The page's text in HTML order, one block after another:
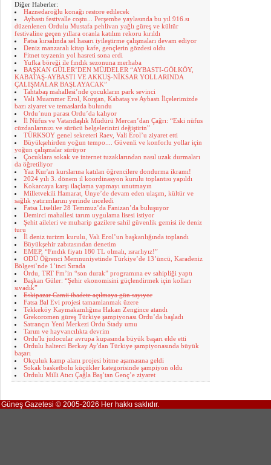
Diğer Haberler:
Haznedaroğlu konağı restore edilecek
Aybastı festivalle coştu... Perşembe yaylasında bu yıl 916.sı
düzenlenen Ordulu Mustafa pehlivan yağlı güreş ve kültür
festivaline geçen yıllara oranla katılım rekoru kırıldı
Fatsa kırsalında sel hasarı iyileştirme çalışmaları devam ediyor
Deniz manzaralı kitap kafe, gençlerin gözdesi oldu
Fitnet teyzenin yol hasreti sona erdi
Yufka böreği ile fındık sezonuna merhaba
BAŞKAN GÜLER’DEN MÜJDELER “AYBASTI-GÖLKÖY,
KABATAŞ-AYBASTI VE AKKUŞ-NİKSAR YOLLARINDA
ÇALIŞMALAR BAŞLAYACAK”
Tahtabaş mahallesi’nde çocukların park sevinci
Vali Muammer Erol, Korgan, Kabataş ve Aybastı İlçelerimizde
bazı ziyaret ve temaslarda bulundu
Ordu’nun parası Ordu’da kalıyor
İl Nüfus ve Vatandaşlık Müdürü Mercan’dan Çağrı: “Eski nüfus
cüzdanlarınızı ve sürücü belgelerinizi değiştirin”
TÜRKSOY genel sekreteri Raev, Vali Erol’u ziyaret etti
Büyükşehirden yoğun tempo.... Güvenli ve konforlu yollar için
yoğun çalışmalar sürüyor
Çocuklara sokak ve internet tuzaklarından nasıl uzak durmaları
da öğretiliyor
Yaz Kur'an kurslarına katılan öğrencilere dondurma ikramı!
2024 yılı 3. dönem il koordinasyon kurulu toplantısı yapıldı
Kokarcaya karşı ilaçlama yapmayı unutmayın
Milletvekili Hamarat, Ünye’de devam eden ulaşım, kültür ve
sağlık yatırımlarını yerinde inceledi
Fatsa Liseliler 28 Temmuz’da Fanizan’da buluşuyor
Demirci mahallesi tarım uygulama lisesi istiyor
Şehit aileleri ve muharip gazilere sahil güvenlik gemisi ile deniz
turu
İl deniz turizm kurulu, Vali Erol’un başkanlığında toplandı
Büyükşehir zabıtasından denetim
EMEP, “Fındık fiyatı 180 TL olmalı, ısrarlıyız!”
ODÜ Öğrenci Memnuniyetinde Türkiye’de 13’üncü, Karadeniz
Bölgesi’nde 1’inci Sırada
Ordu, TRT Fm’in “son durak” programına ev sahipliği yaptı
Başkan Güler: “Şehir ekonomisini güçlendirmek için kolları
sıvadık”
Eskipazar Camii ibadete açılmaya gün sayıyor
Fatsa Bal Evi projesi tamamlanmak üzere
Tekkeköy Kaymakamlığına Hakan Zengince atandı
Grekoromen güreş Türkiye şampiyonası Ordu’da başladı
Satrançın Yeni Merkezi Ordu Stady umu
Tarım ve hayvancılıkta devrim
Ordu'lu judocular avrupa kupasında büyük başarı elde etti
Ordulu halterci Berkay Ay'dan Türkiye şampiyonasında büyük
başarı
Okçuluk kamp alanı projesi bitme aşamasına geldi
Sokak basketbolu küçükler kategorisinde şampiyon oldu
Ordulu Milli Atıcı Çağla Baş’tan Genç’e ziyaret
Güneş Gazetesi © 2005-2026 Her hakkı saklıdır.